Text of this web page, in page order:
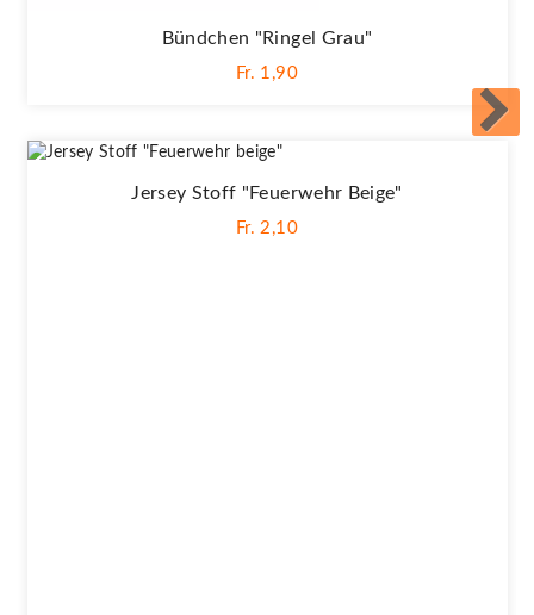
Bündchen "Ringel Grau"
Fr. 1,90
Jersey Stoff "Feuerwehr Beige"
Fr. 2,10